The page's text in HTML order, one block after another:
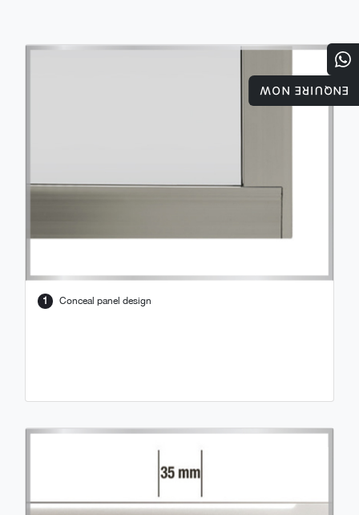
1 Conceal panel design
ENQUIRE NOW